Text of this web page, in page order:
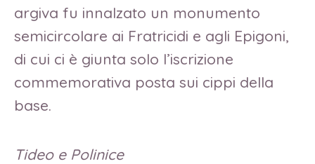
argiva fu innalzato un monumento
semicircolare ai Fratricidi e agli Epigoni,
di cui ci è giunta solo l’iscrizione
commemorativa posta sui cippi della
base.
Tideo e Polinice